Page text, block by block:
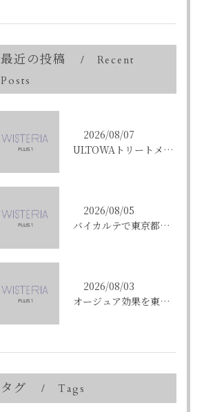
最近の投稿
Recent
Posts
2026/08/07
ULTOWAトリートメントで東京都中央区銀座の髪質改善を目指す人への効果と選び方ガイド
2026/08/05
バイカルテで東京都中央区銀座のエイジングケア悩みを解決する方法と正規品選びのポイント
2026/08/03
オージュア効果を東京都中央区銀座で実感する選び方と購入ポイント
タグ Tags